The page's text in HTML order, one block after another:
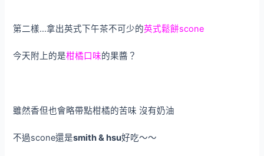
第二樣…拿出英式下午茶不可少的英式鬆餅scone
今天附上的是柑橘口味的果醬？
雖然香但也會略帶點柑橘的苦味 沒有奶油
不過scone還是smith & hsu好吃～～